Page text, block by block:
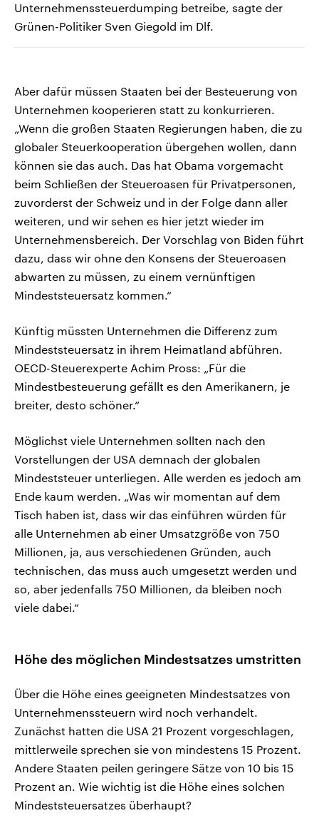
Unternehmenssteuerdumping betreibe, sagte der
Grünen-Politiker Sven Giegold im Dlf.
Aber dafür müssen Staaten bei der Besteuerung von
Unternehmen kooperieren statt zu konkurrieren.
„Wenn die großen Staaten Regierungen haben, die zu
globaler Steuerkooperation übergehen wollen, dann
können sie das auch. Das hat Obama vorgemacht
beim Schließen der Steueroasen für Privatpersonen,
zuvorderst der Schweiz und in der Folge dann aller
weiteren, und wir sehen es hier jetzt wieder im
Unternehmensbereich. Der Vorschlag von Biden führt
dazu, dass wir ohne den Konsens der Steueroasen
abwarten zu müssen, zu einem vernünftigen
Mindeststeuersatz kommen.“
Künftig müssten Unternehmen die Differenz zum
Mindeststeuersatz in ihrem Heimatland abführen.
OECD-Steuerexperte Achim Pross: „Für die
Mindestbesteuerung gefällt es den Amerikanern, je
breiter, desto schöner.“
Möglichst viele Unternehmen sollten nach den
Vorstellungen der USA demnach der globalen
Mindeststeuer unterliegen. Alle werden es jedoch am
Ende kaum werden. „Was wir momentan auf dem
Tisch haben ist, dass wir das einführen würden für
alle Unternehmen ab einer Umsatzgröße von 750
Millionen, ja, aus verschiedenen Gründen, auch
technischen, das muss auch umgesetzt werden und
so, aber jedenfalls 750 Millionen, da bleiben noch
viele dabei.“
Höhe des möglichen Mindestsatzes umstritten
Über die Höhe eines geeigneten Mindestsatzes von
Unternehmenssteuern wird noch verhandelt.
Zunächst hatten die USA 21 Prozent vorgeschlagen,
mittlerweile sprechen sie von mindestens 15 Prozent.
Andere Staaten peilen geringere Sätze von 10 bis 15
Prozent an. Wie wichtig ist die Höhe eines solchen
Mindeststeuersatzes überhaupt?